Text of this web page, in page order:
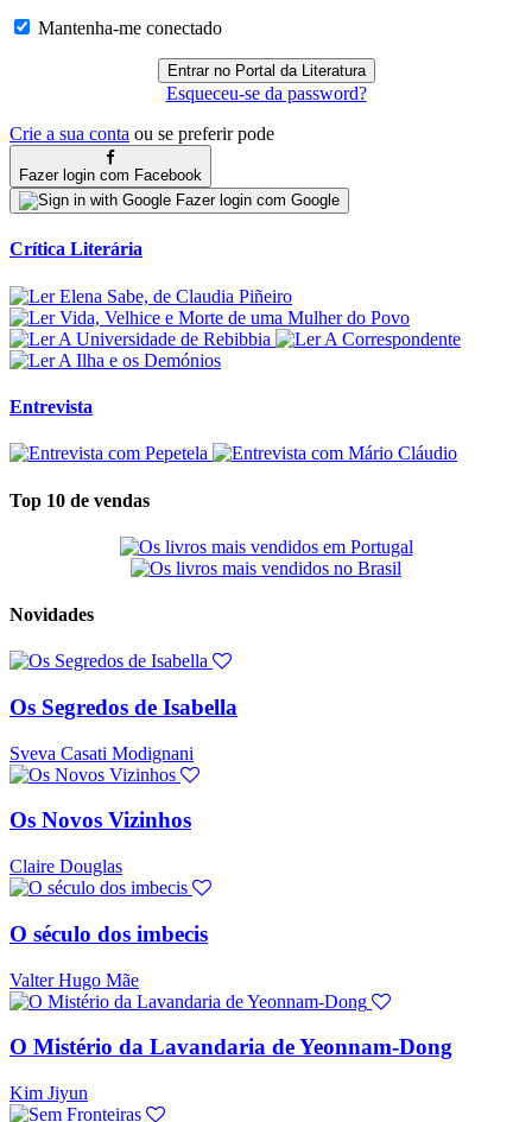
Mantenha-me conectado
Esqueceu-se da password?
Crie a sua conta ou se preferir pode
Fazer login com Facebook
Fazer login com Google
Crítica Literária
Entrevista
Top 10 de vendas
Novidades
Os Segredos de Isabella
Sveva Casati Modignani
Os Novos Vizinhos
Claire Douglas
O século dos imbecis
Valter Hugo Mãe
O Mistério da Lavandaria de Yeonnam-Dong
Kim Jiyun